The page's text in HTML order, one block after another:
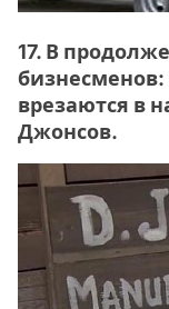
17. В
бизнесменов:
врезаются в
Джонсов.